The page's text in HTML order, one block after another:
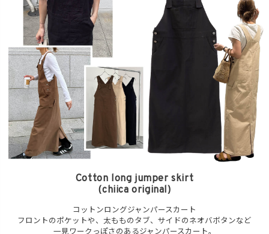
Cotton long jumper skirt
(chiica original)
コットンロングジャンパースカート
フロントのポケットや、太もものタブ、サイドのネオバボタンなど
一見ワークっぽさのあるジャンパースカート。